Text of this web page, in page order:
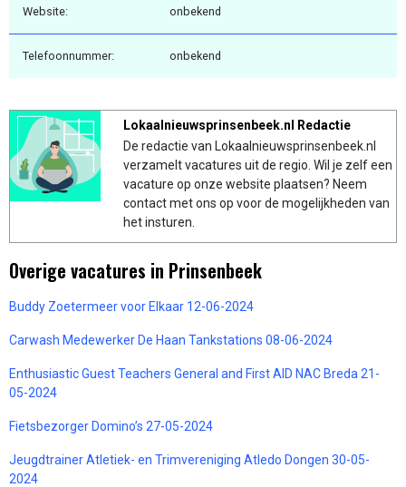
Website: onbekend
Telefoonnummer: onbekend
Lokaalnieuwsprinsenbeek.nl Redactie
De redactie van Lokaalnieuwsprinsenbeek.nl
verzamelt vacatures uit de regio. Wil je zelf een
vacature op onze website plaatsen? Neem
contact met ons op voor de mogelijkheden van
het insturen.
Overige vacatures in Prinsenbeek
Buddy Zoetermeer voor Elkaar 12-06-2024
Carwash Medewerker De Haan Tankstations 08-06-2024
Enthusiastic Guest Teachers General and First AID NAC Breda 21-
05-2024
Fietsbezorger Domino’s 27-05-2024
Jeugdtrainer Atletiek- en Trimvereniging Atledo Dongen 30-05-
2024